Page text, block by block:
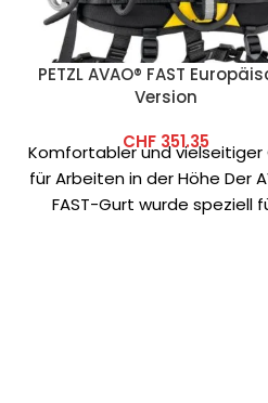
PETZL AVAO® FAST
Version
CHF351.35
Komfortabler und vielseitiger
für Arbeiten in der Höhe Der
FAST-Gurt wurde speziell